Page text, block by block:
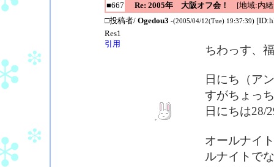
■667 Re: 2005年 大阪オフ会！
[地域:内
□投稿者/ Ogedou3 -(2005/04/12(Tue) 19:37:39)
Res1
引用
ちわっす、
日にち（ア
すがちょっち
日にちは28/
オールナイ
ルナイトでな